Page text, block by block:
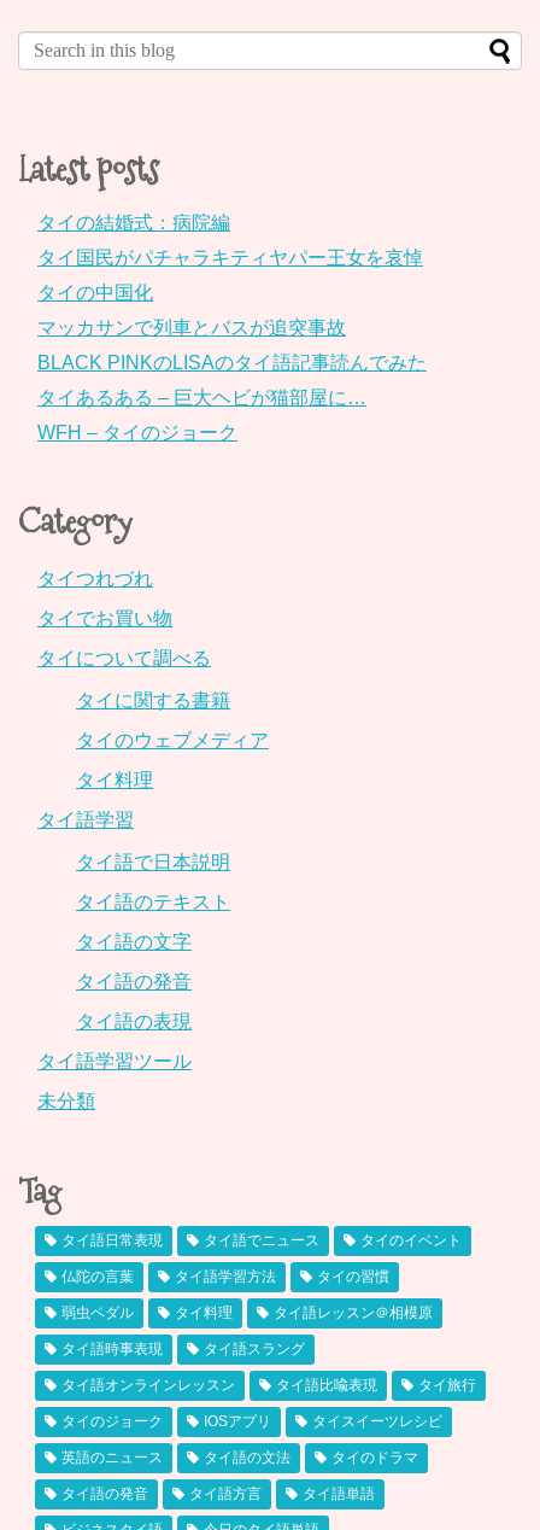
Latest posts
タイの結婚式：病院編
タイ国民がパチャラキティヤパー王女を哀悼
タイの中国化
マッカサンで列車とバスが追突事故
BLACK PINKのLISAのタイ語記事読んでみた
タイあるある – 巨大ヘビが猫部屋に…
WFH – タイのジョーク
Category
タイつれづれ
タイでお買い物
タイについて調べる
タイに関する書籍
タイのウェブメディア
タイ料理
タイ語学習
タイ語で日本説明
タイ語のテキスト
タイ語の文字
タイ語の発音
タイ語の表現
タイ語学習ツール
未分類
Tag
タイ語日常表現 タイ語でニュース タイのイベント
仏陀の言葉 タイ語学習方法 タイの習慣
弱虫ペダル タイ料理 タイ語レッスン＠相模原
タイ語時事表現 タイ語スラング
タイ語オンラインレッスン タイ語比喩表現 タイ旅行
タイのジョーク IOSアプリ タイスイーツレシピ
英語のニュース タイ語の文法 タイのドラマ
タイ語の発音 タイ語方言 タイ語単語